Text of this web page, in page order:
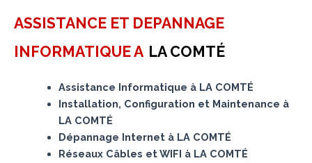
ASSISTANCE ET DEPANNAGE
INFORMATIQUE A LA COMTÉ
Assistance Informatique à LA COMTÉ
Installation, Configuration et Maintenance à
LA COMTÉ
Dépannage Internet à LA COMTÉ
Réseaux Câbles et WIFI à LA COMTÉ